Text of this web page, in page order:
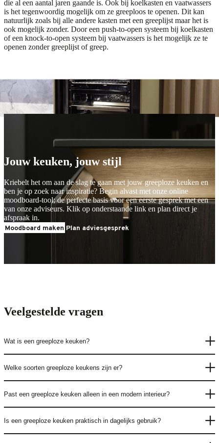
die al een aantal jaren gaande is. Ook bij koelkasten en vaatwassers
is het tegenwoordig mogelijk om ze greeploos te openen. Dit kan
natuurlijk zoals bij alle andere kasten met een greeplijst maar het is
ook mogelijk zonder. Door een push-to-open systeem bij koelkasten
of een knock-to-open systeem bij vaatwassers is het mogelijk ze te
openen zonder greeplijst of greep.
Moodboard maken Moodboard maken
Jouw keuken, jouw stijl
Kriebelt het om aan de slag te gaan met jouw greeploze keuken en
ben je op zoek naar inspiratie? Begin alvast met onze online
moodboard-tool; de perfecte basis voor een eerste gesprek met een
van onze adviseurs. Klik op onderstaande link en plan direct je
afspraak in.
Moodboard maken Plan adviesgesprek
Veelgestelde vragen
Wat is een greeploze keuken?
Welke soorten greeploze keukens zijn er?
Past een greeploze keuken alleen in een modern interieur?
Is een greeploze keuken praktisch in dagelijks gebruik?